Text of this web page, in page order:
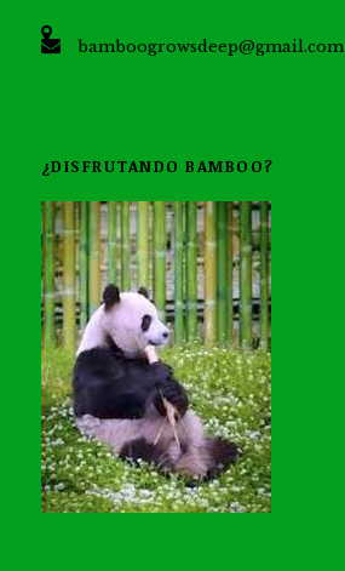
bamboogrowsdeep@gmail.com
¿DISFRUTANDO BAMBOO?